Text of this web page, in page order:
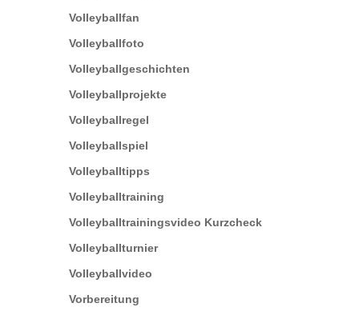
Volleyballfan
Volleyballfoto
Volleyballgeschichten
Volleyballprojekte
Volleyballregel
Volleyballspiel
Volleyballtipps
Volleyballtraining
Volleyballtrainingsvideo Kurzcheck
Volleyballturnier
Volleyballvideo
Vorbereitung